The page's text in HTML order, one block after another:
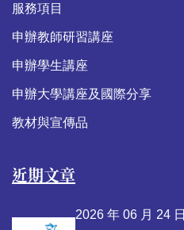
服務項目
申辦教師研習講座
申辦學生講座
申辦大學講座及國際分享
教材與宣傳品
近期文章
2026 年 06 月 24 日